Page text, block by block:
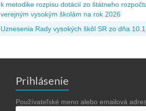
k metodike rozpisu dotácií zo štátneho
verejným vysokým školám na rok 2026
Uznesenia Rady vysokých škôl SR zo dňa
Prihlásenie
Používateľské meno alebo emailová